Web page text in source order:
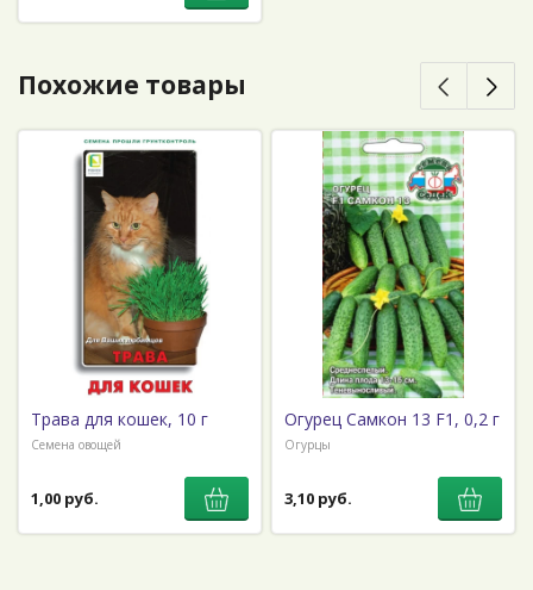
Похожие товары
Трава для кошек, 10 г
Семена овощей
1,00 руб.
Огурец Самкон 13 F1, 0,2 г
Огурцы
3,10 руб.